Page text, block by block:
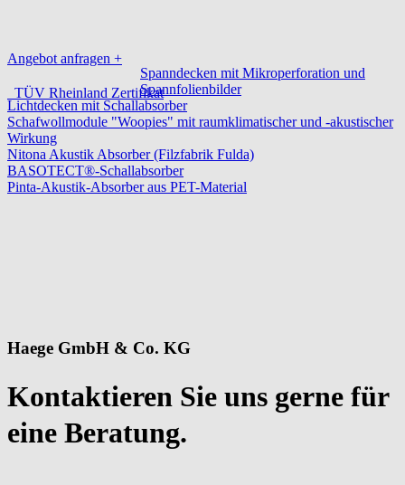
Angebot anfragen +
TÜV Rheinland Zertifikat
Spanndecken mit Mikroperforation und
Spannfolienbilder
Lichtdecken mit Schallabsorber
Schafwollmodule "Woopies" mit raumklimatischer und -akustischer
Wirkung
Nitona Akustik Absorber (Filzfabrik Fulda)
BASOTECT®-Schallabsorber
Pinta-Akustik-Absorber aus PET-Material
Haege GmbH & Co. KG
Kontaktieren Sie uns gerne für
eine Beratung.